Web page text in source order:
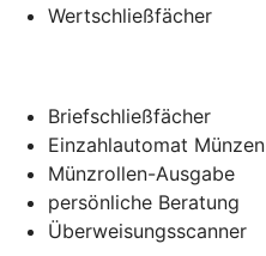
Wertschließfächer
Briefschließfächer
Einzahlautomat Münzen
Münzrollen-Ausgabe
persönliche Beratung
Überweisungsscanner